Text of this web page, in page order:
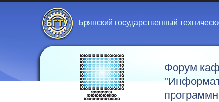
Брянский государственный
Форум